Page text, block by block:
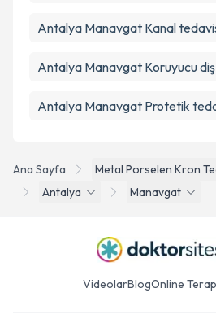
Ana Sayfa
Metal Porselen Kron
Antalya
Manavgat
Antalya Manavgat Kanal
Antalya Manavgat Koruyucu
Antalya Manavgat Protetik
VideolarBlogOnline